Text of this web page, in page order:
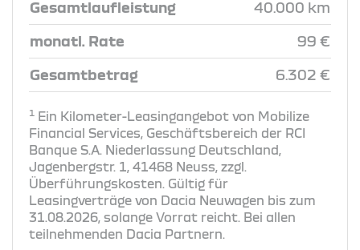
Gesamtlaufleistung 40.000 km
monatl. Rate 99 €
Gesamtbetrag 6.302 €
1 Ein Kilometer-Leasingangebot von Mobilize
Financial Services, Geschäftsbereich der RCI
Banque S.A. Niederlassung Deutschland,
Jagenbergstr. 1, 41468 Neuss, zzgl.
Überführungskosten. Gültig für
Leasingverträge von Dacia Neuwagen bis zum
31.08.2026, solange Vorrat reicht. Bei allen
teilnehmenden Dacia Partnern.